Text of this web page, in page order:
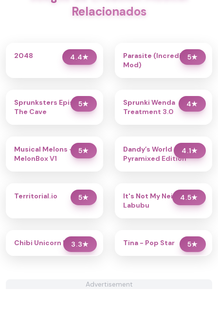
Relacionados
4.4★
2048 5★
Parasite (Incredibox
Mod)
5★
Sprunksters Episode 2:
The Cave
4★
Sprunki Wenda
Treatment 3.0
5★
Musical Melons –
MelonBox V1
4.1★
Dandy’s World
Pyramixed Edition
5★
Territorial.io 4.5★
It's Not My Neighbor:
Labubu
3.3★
Chibi Unicorn Dress Up 5★
Tina - Pop Star
Advertisement